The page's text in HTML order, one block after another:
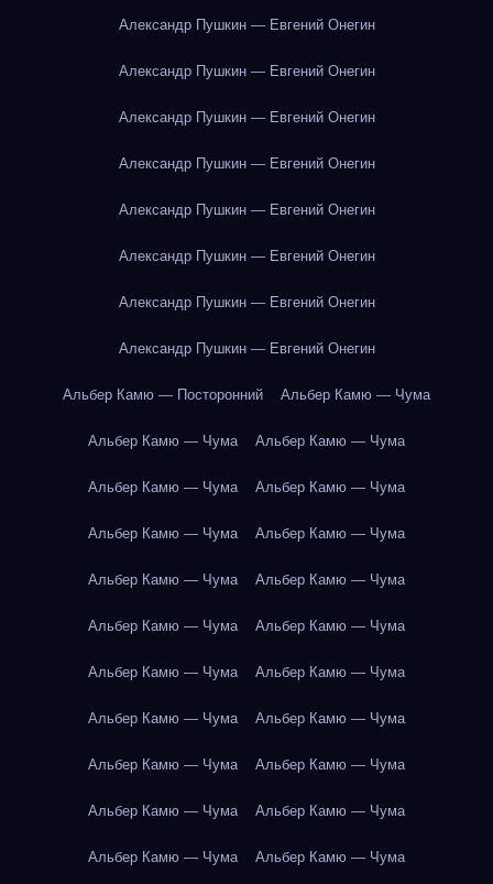
Александр Пушкин — Евгений Онегин
Александр Пушкин — Евгений Онегин
Александр Пушкин — Евгений Онегин
Александр Пушкин — Евгений Онегин
Александр Пушкин — Евгений Онегин
Александр Пушкин — Евгений Онегин
Александр Пушкин — Евгений Онегин
Александр Пушкин — Евгений Онегин
Альбер Камю — Посторонний Альбер Камю — Чума
Альбер Камю — Чума Альбер Камю — Чума
Альбер Камю — Чума Альбер Камю — Чума
Альбер Камю — Чума Альбер Камю — Чума
Альбер Камю — Чума Альбер Камю — Чума
Альбер Камю — Чума Альбер Камю — Чума
Альбер Камю — Чума Альбер Камю — Чума
Альбер Камю — Чума Альбер Камю — Чума
Альбер Камю — Чума Альбер Камю — Чума
Альбер Камю — Чума Альбер Камю — Чума
Альбер Камю — Чума Альбер Камю — Чума